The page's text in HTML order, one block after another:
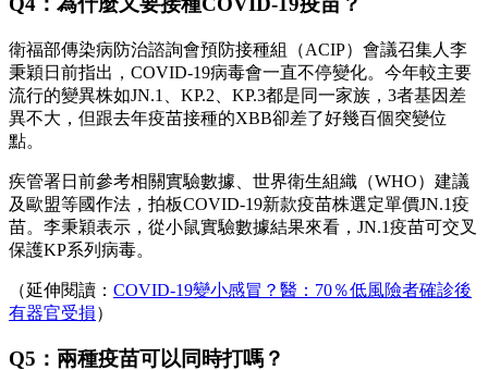
衛福部傳染病防治諮詢會預防接種組（ACIP）會議召集人李
秉穎日前指出，COVID-19病毒會一直不停變化。今年較主要
流行的變異株如JN.1、KP.2、KP.3都是同一家族，3者基因差
異不大，但跟去年疫苗接種的XBB卻差了好幾百個突變位
點。
疾管署日前參考相關實驗數據、世界衛生組織（WHO）建議
及歐盟等國作法，拍板COVID-19新款疫苗株選定單價JN.1疫
苗。李秉穎表示，從小鼠實驗數據結果來看，JN.1疫苗可交叉
保護KP系列病毒。
（延伸閱讀： COVID-19變小感冒？醫：70％低風險者確診後
有器官受損）
Q5：兩種疫苗可以同時打嗎？